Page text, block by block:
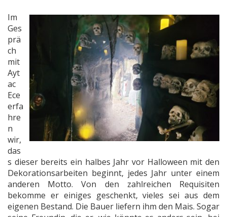
Im
Ges
prä
ch
mit
Ayt
ac
Ece
erfa
hre
n
wir,
das
s dieser bereits ein halbes Jahr vor Halloween mit den
Dekorationsarbeiten beginnt, jedes Jahr unter einem
anderen Motto. Von den zahlreichen Requisiten
bekomme er einiges geschenkt, vieles sei aus dem
eigenen Bestand. Die Bauer liefern ihm den Mais. Sogar